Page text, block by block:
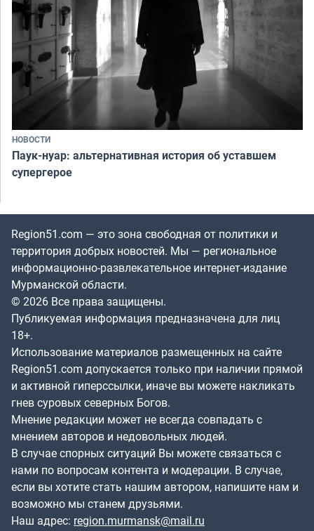
НОВОСТИ
Паук-нуар: альтернативная история об уставшем
супергерое
Region51.com — это зона свободная от политики и
территория добрых новостей. Мы — региональное
информационно-развлекательное интернет-издание
Мурманской области.
© 2026 Все права защищены.
Публикуемая информация предназначена для лиц
18+.
Использование материалов размещенных на сайте
Region51.com допускается только при наличии прямой
и активной гиперссылки, иначе вы можете накликать
гнев суровых северных Богов.
Мнение редакции может не всегда совпадать с
мнением авторов и недовольных людей.
В случае спорных ситуаций Вы можете связаться с
нами по вопросам контента и модерации. В случае,
если вы хотите стать нашим автором, напишите нам и
возможно мы станем друзьями.
Наш адрес: region.murmansk@mail.ru